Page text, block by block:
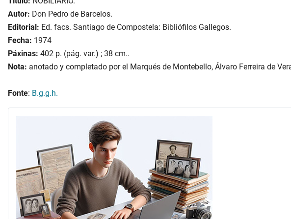
Autor: Don Pedro de Barcelos.
Editorial: Ed. facs. Santiago de Compostela: Bibliófilos Gallegos.
Fecha: 1974
Páxinas: 402 p. (pág. var.) ; 38 cm..
Nota: anotado y completado por el Marqués de Montebello, Álvaro Ferreira de
Fonte: B.g.g.h.